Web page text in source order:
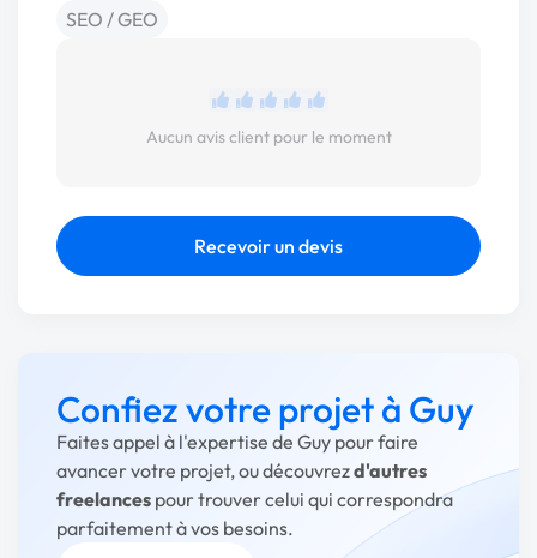
SEO / GEO
Aucun avis client pour le moment
Recevoir un devis
Confiez votre projet à Guy
Faites appel à l'expertise de Guy pour faire
avancer votre projet, ou découvrezd'autres
freelances pour trouver celui qui correspondra
parfaitement à vos besoins.